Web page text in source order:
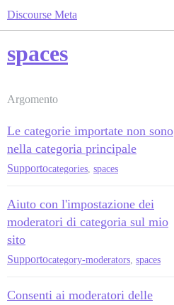
Discourse Meta
spaces
Argomento
Le categorie importate non sono
nella categoria principale
Supportocategories spaces
Aiuto con l'impostazione dei
moderatori di categoria sul mio
sito
Supportocategory-moderators spaces
Consenti ai moderatori delle